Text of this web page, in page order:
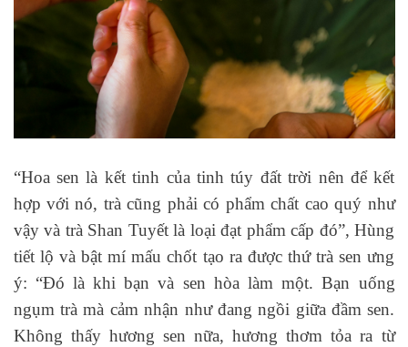
“Hoa sen là kết tinh của tinh túy đất trời nên để kết
hợp với nó, trà cũng phải có phẩm chất cao quý như
vậy và trà Shan Tuyết là loại đạt phẩm cấp đó”, Hùng
tiết lộ và bật mí mấu chốt tạo ra được thứ trà sen ưng
ý: “Đó là khi bạn và sen hòa làm một. Bạn uống
ngụm trà mà cảm nhận như đang ngồi giữa đầm sen.
Không thấy hương sen nữa, hương thơm tỏa ra từ